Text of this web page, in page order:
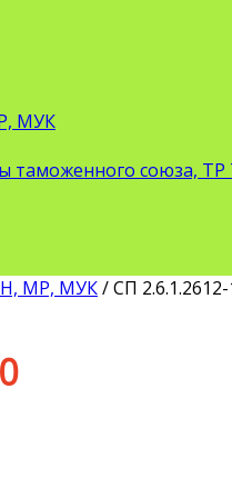
МУК
таможенного союза, ТР
МР, МУК/ СП 2.6.1.2612-